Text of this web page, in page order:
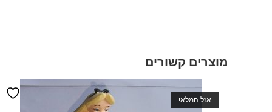
מוצרים קשורים
אזל המלאי